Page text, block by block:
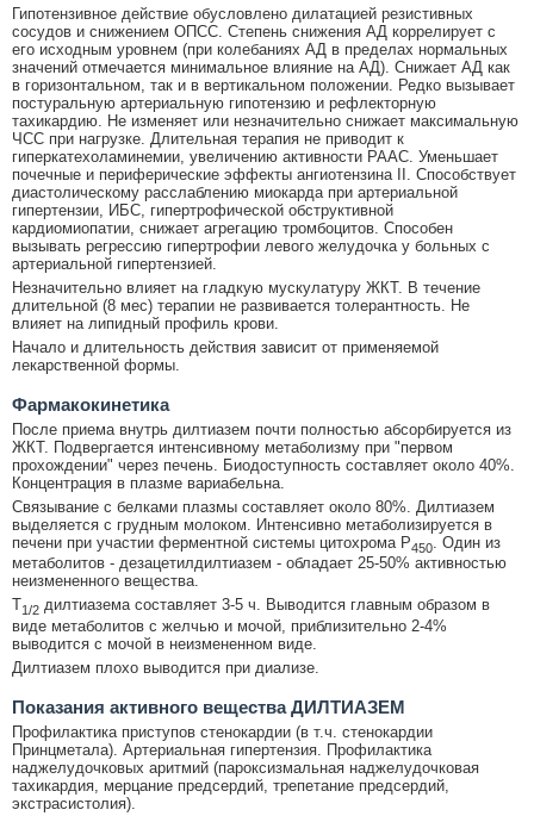
Гипотензивное действие обусловлено дилатацией резистивных
сосудов и снижением ОПСС. Степень снижения АД коррелирует с
его исходным уровнем (при колебаниях АД в пределах нормальных
значений отмечается минимальное влияние на АД). Снижает АД как
в горизонтальном, так и в вертикальном положении. Редко вызывает
постуральную артериальную гипотензию и рефлекторную
тахикардию. Не изменяет или незначительно снижает максимальную
ЧСС при нагрузке. Длительная терапия не приводит к
гиперкатехоламинемии, увеличению активности РААС. Уменьшает
почечные и периферические эффекты ангиотензина II. Способствует
диастолическому расслаблению миокарда при артериальной
гипертензии, ИБС, гипертрофической обструктивной
кардиомиопатии, снижает агрегацию тромбоцитов. Способен
вызывать регрессию гипертрофии левого желудочка у больных с
артериальной гипертензией.
Незначительно влияет на гладкую мускулатуру ЖКТ. В течение
длительной (8 мес) терапии не развивается толерантность. Не
влияет на липидный профиль крови.
Начало и длительность действия зависит от применяемой
лекарственной формы.
Фармакокинетика
После приема внутрь дилтиазем почти полностью абсорбируется из
ЖКТ. Подвергается интенсивному метаболизму при "первом
прохождении" через печень. Биодоступность составляет около 40%.
Концентрация в плазме вариабельна.
Связывание с белками плазмы составляет около 80%. Дилтиазем
выделяется с грудным молоком. Интенсивно метаболизируется в
печени при участии ферментной системы цитохрома P450
. Один из
метаболитов - дезацетилдилтиазем - обладает 25-50% активностью
неизмененного вещества.
T1/2 дилтиазема составляет 3-5 ч. Выводится главным образом в
виде метаболитов с желчью и мочой, приблизительно 2-4%
выводится с мочой в неизмененном виде.
Дилтиазем плохо выводится при диализе.
Показания активного вещества ДИЛТИАЗЕМ
Профилактика приступов стенокардии (в т.ч. стенокардии
Принцметала). Артериальная гипертензия. Профилактика
наджелудочковых аритмий (пароксизмальная наджелудочковая
тахикардия, мерцание предсердий, трепетание предсердий,
экстрасистолия).